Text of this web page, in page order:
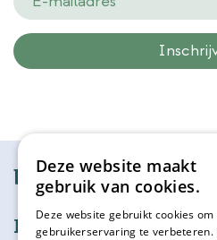
bijSTOX
Klantenservice
Deze website maakt
gebruik van cookies.
Deze website gebruikt cookies om
gebruikerservaring te verbeteren.